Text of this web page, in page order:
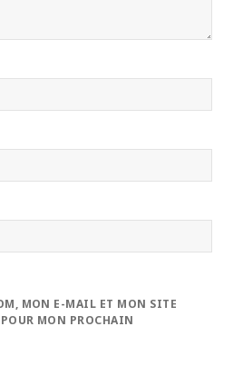
MON E-MAIL ET MON SITE
MON PROCHAIN